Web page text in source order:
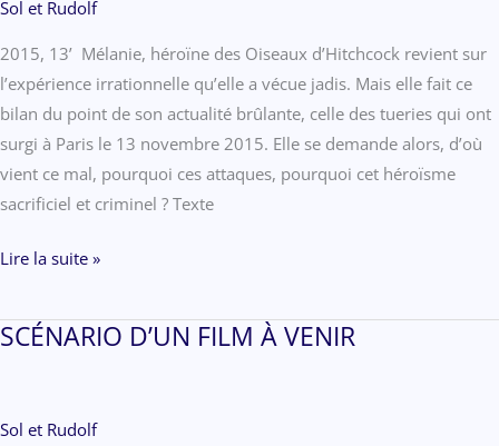
Sol et Rudolf
2015, 13’ Mélanie, héroïne des Oiseaux d’Hitchcock revient sur
l’expérience irrationnelle qu’elle a vécue jadis. Mais elle fait ce
bilan du point de son actualité brûlante, celle des tueries qui ont
surgi à Paris le 13 novembre 2015. Elle se demande alors, d’où
vient ce mal, pourquoi ces attaques, pourquoi cet héroïsme
sacrificiel et criminel ? Texte
LES
Lire la suite »
SCÉNARIO D’UN FILM À VENIR
Sol et Rudolf